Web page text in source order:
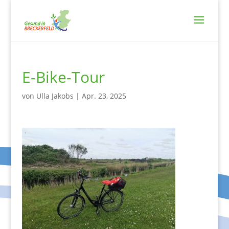
E-Bike-Tour
von Ulla Jakobs | Apr. 23, 2025